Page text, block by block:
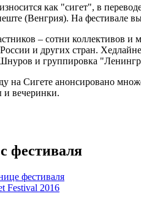
как "сигет", в
(Венгрия). На фестивале
– сотни коллективов
и других стран.
и группировка
на Сигете анонсировано
и вечеринки.
фестиваля
фестиваля